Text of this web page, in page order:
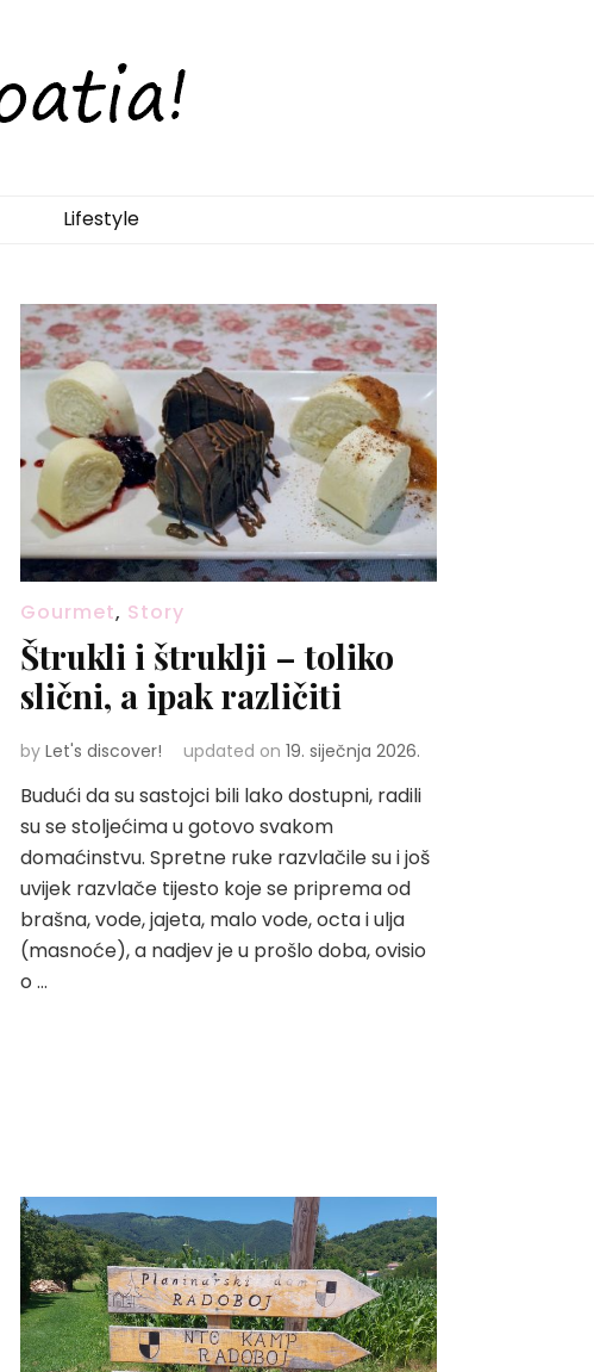
Lifestyle
Gourmet, Story
Štrukli i štruklji – toliko
slični, a ipak različiti
by Let's discover! updated on 19. siječnja 2026.
Budući da su sastojci bili lako dostupni, radili
su se stoljećima u gotovo svakom
domaćinstvu. Spretne ruke razvlačile su i još
uvijek razvlače tijesto koje se priprema od
brašna, vode, jajeta, malo vode, octa i ulja
(masnoće), a nadjev je u prošlo doba, ovisio
o …